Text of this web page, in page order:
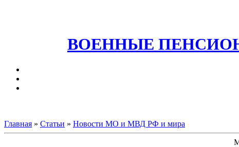
ВОЕННЫЕ
Главная » Статьи » Новости МО и МВД РФ и мира